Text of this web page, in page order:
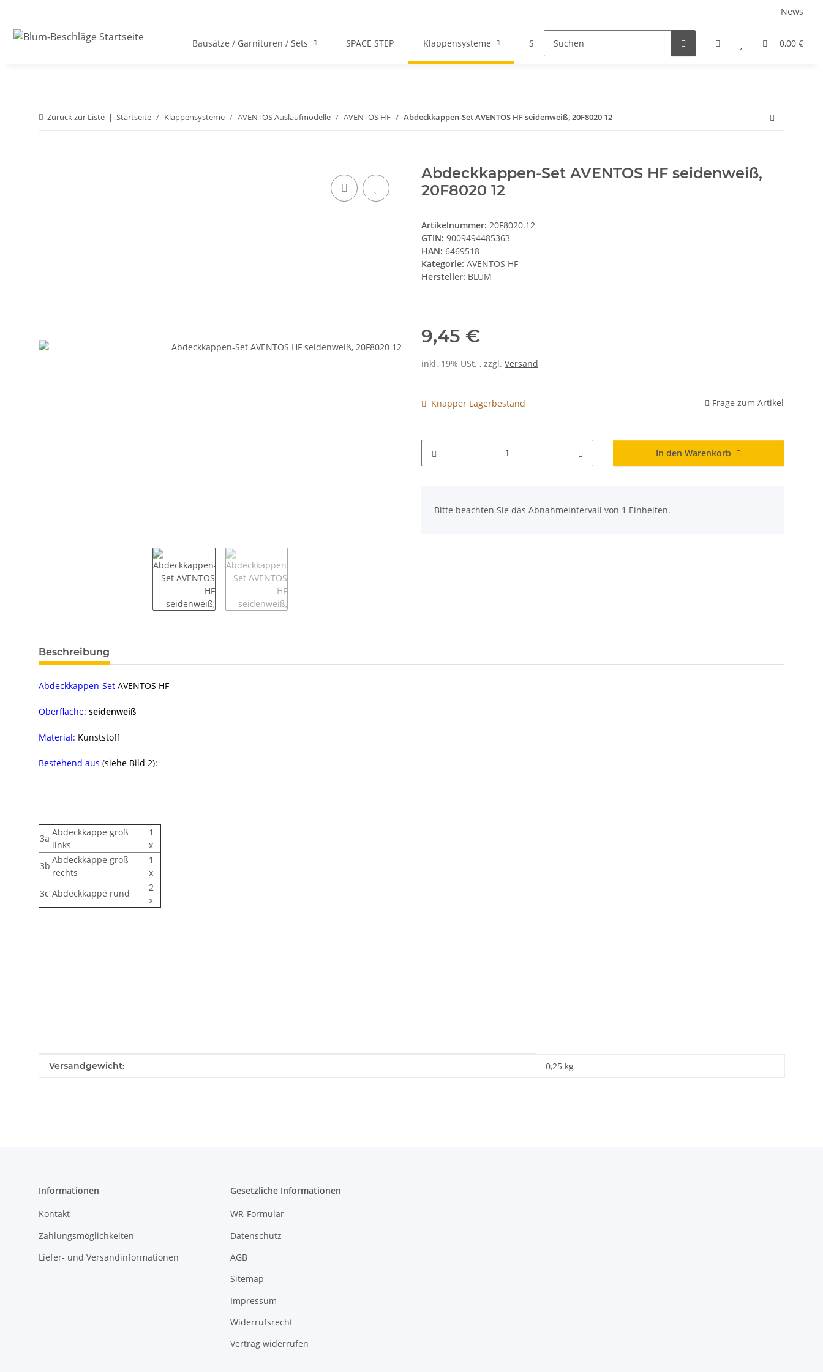
News
0,00 €
Bausätze / Garnituren / Sets SPACE STEP Klappensysteme Scharniersysteme Auszugsysteme
Zurück zur Liste Startseite Klappensysteme AVENTOS Auslaufmodelle AVENTOS HF Abdeckkappen-Set AVENTOS HF seidenweiß, 20F8020 12
Abdeckkappen-Set AVENTOS HF seidenweiß,
20F8020 12
Artikelnummer: 20F8020.12
GTIN: 9009494485363
HAN: 6469518
Kategorie: AVENTOS HF
Hersteller: BLUM
9,45 €
inkl. 19% USt. , zzgl. Versand
Knapper Lagerbestand Frage zum Artikel
In den Warenkorb
Bitte beachten Sie das Abnahmeintervall von 1 Einheiten.
weitere Registerkarten anzeigen
Beschreibung
Abdeckkappen-Set AVENTOS HF
Oberfläche: seidenweiß
Material: Kunststoff
Bestehend aus (siehe Bild 2):
3a
Abdeckkappe groß
links
1
x
3b
Abdeckkappe groß
rechts
1
x
3c Abdeckkappe rund
2
x
Produkteigenschaft
Wert
Versandgewicht: 0,25 kg
Informationen
Kontakt
Zahlungsmöglichkeiten
Liefer- und Versandinformationen
Gesetzliche Informationen
WR-Formular
Datenschutz
AGB
Sitemap
Impressum
Widerrufsrecht
Vertrag widerrufen